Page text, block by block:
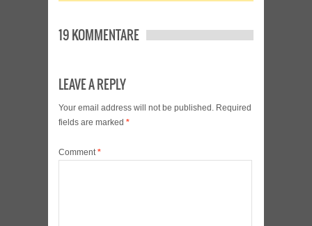
19 KOMMENTARE
LEAVE A REPLY
Your email address will not be published. Required
fields are marked *
Comment*